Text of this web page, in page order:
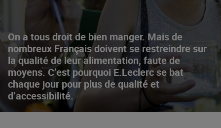
On a tous droit de bien manger. Mais de
nombreux Français doivent se restreindre sur
la qualité de leur alimentation, faute de
moyens. C’est pourquoi E.Leclerc se bat
chaque jour pour plus de qualité et
d’accessibilité.